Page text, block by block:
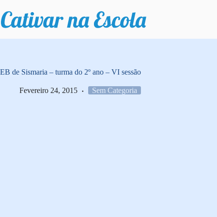
para
o
conteúdo
EB de Sismaria – turma do 2º ano – VI sessão
Fevereiro 24, 2015 Sem Categoria